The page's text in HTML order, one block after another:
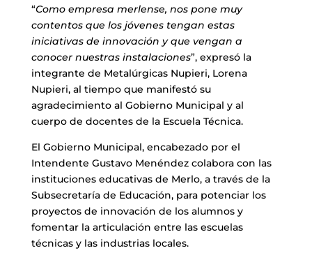
“Como empresa merlense, nos pone muy
contentos que los jóvenes tengan estas
iniciativas de innovación y que vengan a
conocer nuestras instalaciones”, expresó la
integrante de Metalúrgicas Nupieri, Lorena
Nupieri, al tiempo que manifestó su
agradecimiento al Gobierno Municipal y al
cuerpo de docentes de la Escuela Técnica.
El Gobierno Municipal, encabezado por el
Intendente Gustavo Menéndez colabora con las
instituciones educativas de Merlo, a través de la
Subsecretaría de Educación, para potenciar los
proyectos de innovación de los alumnos y
fomentar la articulación entre las escuelas
técnicas y las industrias locales.